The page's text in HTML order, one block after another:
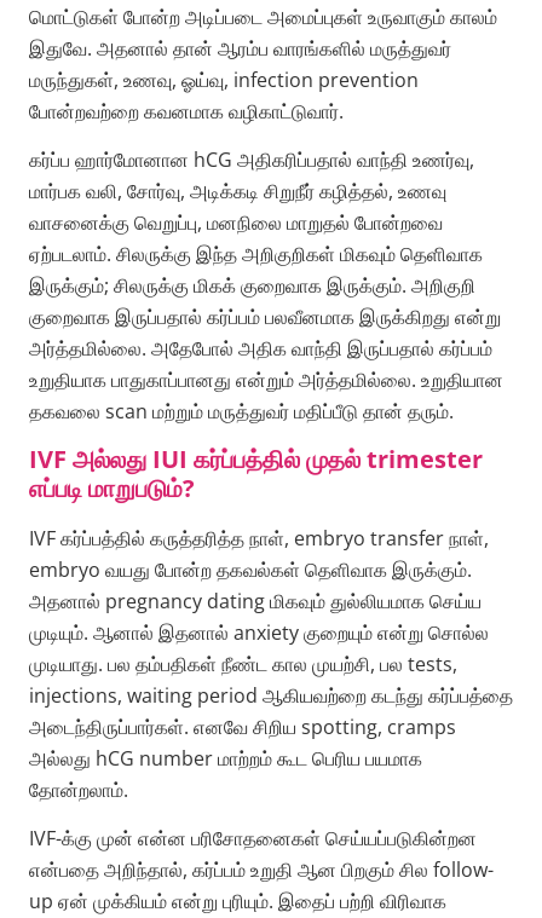
மொட்டுகள் போன்ற அடிப்படை அமைப்புகள் உருவாகும் காலம்
இதுவே. அதனால் தான் ஆரம்ப வாரங்களில் மருத்துவர்
மருந்துகள், உணவு, ஓய்வு, infection prevention
போன்றவற்றை கவனமாக வழிகாட்டுவார்.
கர்ப்ப ஹார்மோனான hCG அதிகரிப்பதால் வாந்தி உணர்வு,
மார்பக வலி, சோர்வு, அடிக்கடி சிறுநீர் கழித்தல், உணவு
வாசனைக்கு வெறுப்பு, மனநிலை மாறுதல் போன்றவை
ஏற்படலாம். சிலருக்கு இந்த அறிகுறிகள் மிகவும் தெளிவாக
இருக்கும்; சிலருக்கு மிகக் குறைவாக இருக்கும். அறிகுறி
குறைவாக இருப்பதால் கர்ப்பம் பலவீனமாக இருக்கிறது என்று
அர்த்தமில்லை. அதேபோல் அதிக வாந்தி இருப்பதால் கர்ப்பம்
உறுதியாக பாதுகாப்பானது என்றும் அர்த்தமில்லை. உறுதியான
தகவலை scan மற்றும் மருத்துவர் மதிப்பீடு தான் தரும்.
IVF அல்லது IUI கர்ப்பத்தில் முதல் trimester
எப்படி மாறுபடும்?
IVF கர்ப்பத்தில் கருத்தரித்த நாள், embryo transfer நாள்,
embryo வயது போன்ற தகவல்கள் தெளிவாக இருக்கும்.
அதனால் pregnancy dating மிகவும் துல்லியமாக செய்ய
முடியும். ஆனால் இதனால் anxiety குறையும் என்று சொல்ல
முடியாது. பல தம்பதிகள் நீண்ட கால முயற்சி, பல tests,
injections, waiting period ஆகியவற்றை கடந்து கர்ப்பத்தை
அடைந்திருப்பார்கள். எனவே சிறிய spotting, cramps
அல்லது hCG number மாற்றம் கூட பெரிய பயமாக
தோன்றலாம்.
IVF-க்கு முன் என்ன பரிசோதனைகள் செய்யப்படுகின்றன
என்பதை அறிந்தால், கர்ப்பம் உறுதி ஆன பிறகும் சில follow-
up ஏன் முக்கியம் என்று புரியும். இதைப் பற்றி விரிவாக